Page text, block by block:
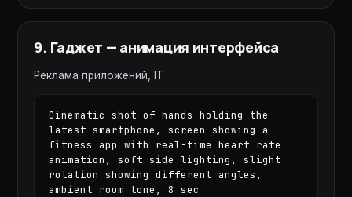
9. Гаджет — анимация интерфейса
Реклама приложений, IT
Cinematic shot of hands holding the
latest smartphone, screen showing a
fitness app with real-time heart rate
animation, soft side lighting, slight
rotation showing different angles,
ambient room tone, 8 sec